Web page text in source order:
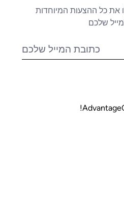
את כל ההצעות המיוחדות
שלכם